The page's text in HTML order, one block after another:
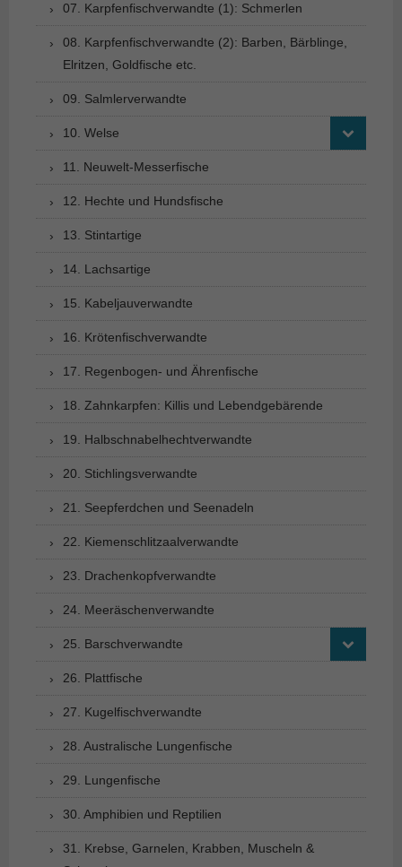
07. Karpfenfischverwandte (1): Schmerlen
08. Karpfenfischverwandte (2): Barben, Bärblinge,
Elritzen, Goldfische etc.
09. Salmlerverwandte
10. Welse
11. Neuwelt-Messerfische
12. Hechte und Hundsfische
13. Stintartige
14. Lachsartige
15. Kabeljauverwandte
16. Krötenfischverwandte
17. Regenbogen- und Ährenfische
18. Zahnkarpfen: Killis und Lebendgebärende
19. Halbschnabelhechtverwandte
20. Stichlingsverwandte
21. Seepferdchen und Seenadeln
22. Kiemenschlitzaalverwandte
23. Drachenkopfverwandte
24. Meeräschenverwandte
25. Barschverwandte
26. Plattfische
27. Kugelfischverwandte
28. Australische Lungenfische
29. Lungenfische
30. Amphibien und Reptilien
31. Krebse, Garnelen, Krabben, Muscheln &